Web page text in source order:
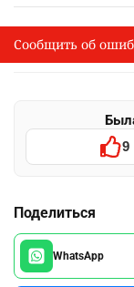
I
Сообщить об
Выделите
9
Поделиться
WhatsApp
Сообщить об